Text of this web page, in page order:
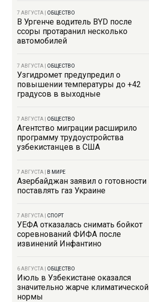
7 АВГУСТА ОБЩЕСТВО
В Ургенче водитель BYD после
ссоры протаранил несколько
автомобилей
7 АВГУСТА ОБЩЕСТВО
Узгидромет предупредил о
повышении температуры до +42
градусов в выходные
7 АВГУСТА ОБЩЕСТВО
Агентство миграции расширило
программу трудоустройства
узбекистанцев в США
7 АВГУСТА В МИРЕ
Азербайджан заявил о готовности
поставлять газ Украине
7 АВГУСТА СПОРТ
УЕФА отказалась снимать бойкот
соревнований ФИФА после
извинений Инфантино
6 АВГУСТА ОБЩЕСТВО
Июль в Узбекистане оказался
значительно жарче климатической
нормы